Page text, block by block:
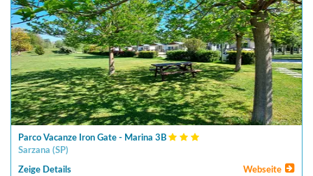
Parco Vacanze Iron Gate - Marina 3B
Sarzana (SP)
Zeige Details Webseite